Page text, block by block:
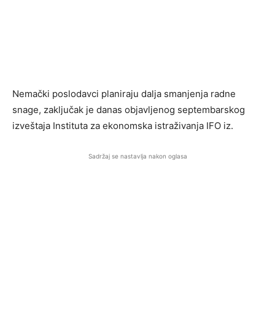
Nemački poslodavci planiraju dalja smanjenja radne
snage, zaključak je danas objavljenog septembarskog
izveštaja Instituta za ekonomska istraživanja IFO iz.
Sadržaj se nastavlja nakon oglasa